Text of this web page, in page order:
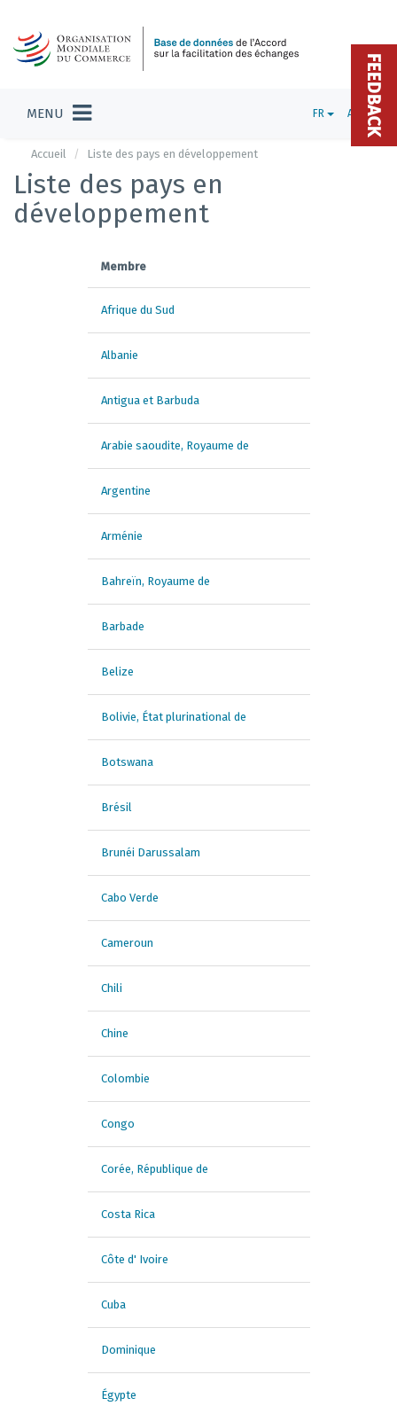
MENU FR ADMIN
Accueil Liste des pays en développement
Liste des pays en
développement
Membre
Afrique du Sud
Albanie
Antigua et Barbuda
Arabie saoudite, Royaume de
Argentine
Arménie
Bahreïn, Royaume de
Barbade
Belize
Bolivie, État plurinational de
Botswana
Brésil
Brunéi Darussalam
Cabo Verde
Cameroun
Chili
Chine
Colombie
Congo
Corée, République de
Costa Rica
Côte d' Ivoire
Cuba
Dominique
Égypte
FEEDBACK